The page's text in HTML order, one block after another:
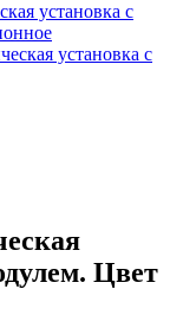
установка с
установка с
Цвет